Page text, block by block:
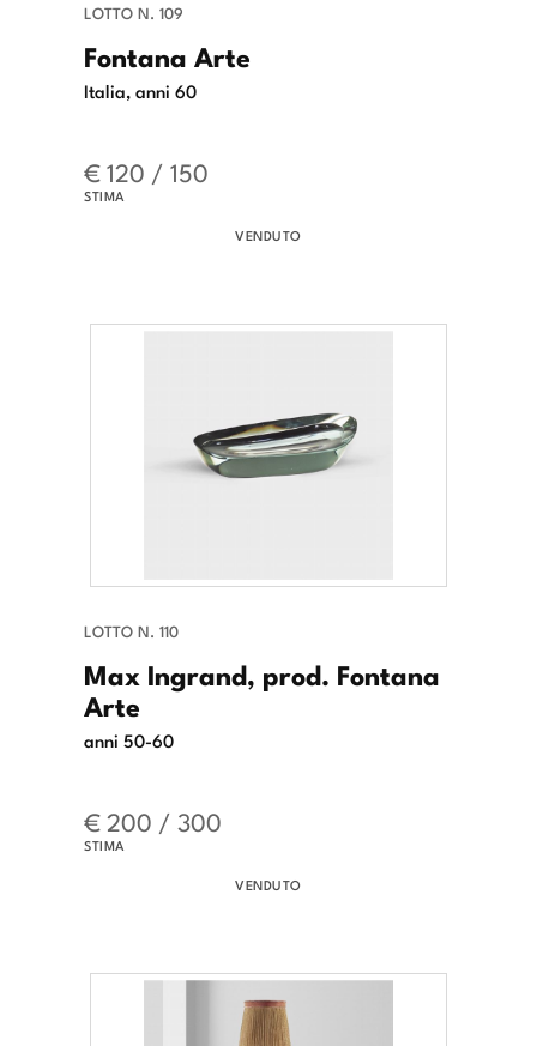
LOTTO N. 109
Fontana Arte
Italia, anni 60
€ 120 / 150
STIMA
VENDUTO
LOTTO N. 110
Max Ingrand, prod. Fontana
Arte
anni 50-60
€ 200 / 300
STIMA
VENDUTO